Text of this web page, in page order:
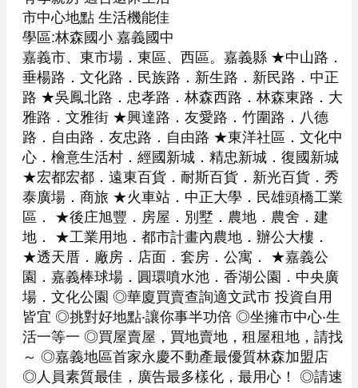
市中心地點 生活機能佳
學區:林森國小 嘉義國中
嘉義市、東市場．東區、西區。嘉義縣 ★中山路．
垂楊路．文化路．民族路．新生路．新民路．中正
路 ★吳鳳北路．忠孝路．林森西路．林森東路．大
雅路．文雅街 ★興達路．友愛路．竹圍路．八德
路．自由路．友忠路．自由路 ★東洋社區．文化中
心．檜意生活村．經國新城．精忠新城．復國新城
★宏都宏都．遠東百貨．耐斯百貨．新光百貨．秀
泰廣場．商旅 ★火車站．中正大學．民雄頭橋工業
區． ★後庄旭豐．房屋．別墅．農地．農舍．建
地． ★工業用地．都市計畫內農地．辦公大樓．
★透天厝．廠房．店面．套房．公寓． ★嘉義公
園．嘉義棒球場．圓環噴水池．香湖公園．中央廣
場．文化公園 ◎華廈買賣查詢適文武市 投資自用
皆宜 ◎挑對好地點‧讓你事半功倍 ◎坐擁市中心‧生
活一等一 ◎買屋賣屋，買地賣地，租屋租地，請找
～ ◎嘉義地區首家永慶不動產最優質林森加盟店
◎人員素質最佳，廣告最多樣化，最用心！ ◎請速